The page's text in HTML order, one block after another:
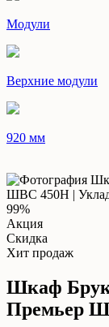
Модули
Верхние модули
920 мм
99%
Акция
Скидка
Хит продаж
Шкаф
Премьер